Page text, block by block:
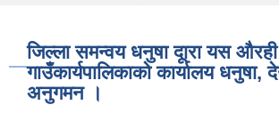
जिल्ला समन्वय धनुषा दूारा यस औरही
गाउँकार्यपालिकाको कार्यालय धनुषा,
अनुगमन ।